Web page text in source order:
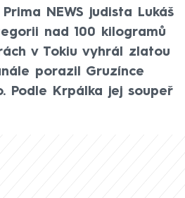
NEWS judista Lukáš
nad 100 kilogramů
v Tokiu vyhrál zlatou
porazil Gruzínce
Podle Krpálka jej soupeř